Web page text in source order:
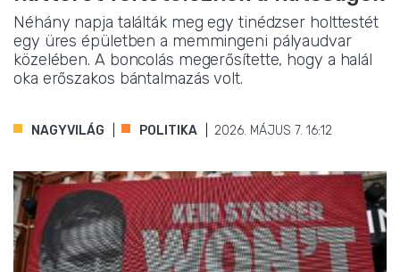
Néhány napja találták meg egy tinédzser holttestét
egy üres épületben a memmingeni pályaudvar
közelében. A boncolás megerősítette, hogy a halál
oka erőszakos bántalmazás volt.
NAGYVILÁG POLITIKA 2026. MÁJUS 7. 16:12